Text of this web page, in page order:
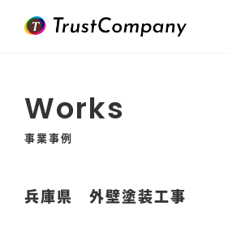
Works
事業事例
兵庫県 外壁塗装工事